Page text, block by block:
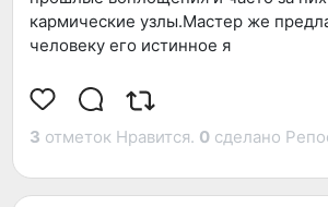
кармические узлы.Мастер же
человеку его истинное я
3 отметок Нравится. 0 сделано